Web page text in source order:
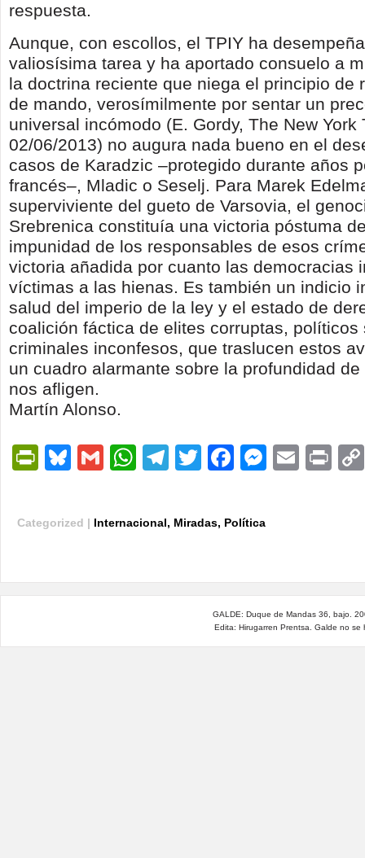
respuesta.
Aunque, con escollos, el TPIY ha
valiosísima tarea y ha aportado consuelo a
la doctrina reciente que niega el principio de
de mando, verosímilmente por sentar un
universal incómodo (E. Gordy, The New York
02/06/2013) no augura nada bueno en el
casos de Karadzic –protegido durante años
francés–, Mladic o Seselj. Para Marek
superviviente del gueto de Varsovia, el
Srebrenica constituía una victoria póstuma
impunidad de los responsables de esos
victoria añadida por cuanto las democracias
víctimas a las hienas. Es también un indicio
salud del imperio de la ley y el estado de
coalición fáctica de elites corruptas, políticos
criminales inconfesos, que traslucen estos
un cuadro alarmante sobre la profundidad
nos afligen.
Martín Alonso.
PrintFriendly
Bluesky
GmailWhatsApp
Telegram
TwitterFacebook
Email
Categorized | Internacional, Miradas, Política
GALDE: Duque de Mandas 36, bajo.
Edita: Hirugarren Prentsa. Galde no